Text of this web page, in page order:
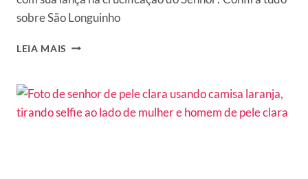
sobre São Longuinho
LEIA MAIS
DE